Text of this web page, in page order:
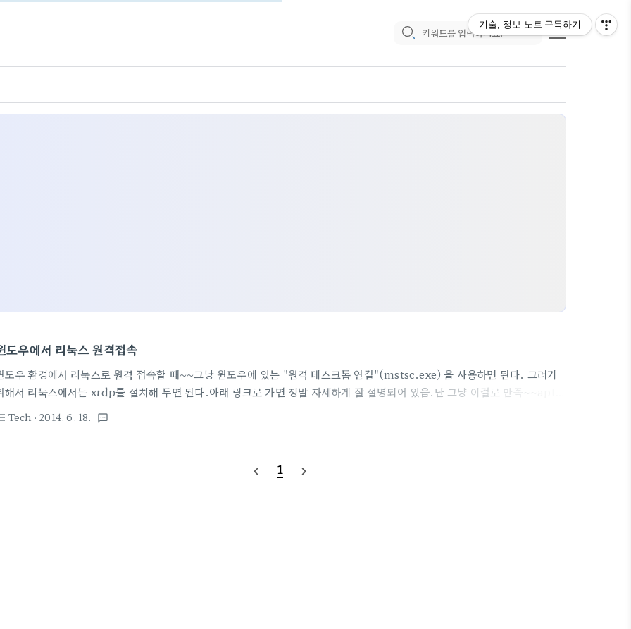
도우에서 리눅스 원격접속
도우 환경에서 리눅스로 원격 접속할 때~~그냥 윈도우에 있는 "원격 데스크톱 연결"(mstsc.exe) 을 사용하면 된다. 그러기
해서 리눅스에서는 xrdp를 설치해 두면 된다.아래 링크로 가면 정말 자세하게 잘 설명되어 있음.난 그냥 이걸로 만족~~apt-
가서 보는 것이 예의일듯끝. 출처 : ubuntu 12.04 + virtualbox + xrdp + 한글....# apt-get install xrdp 해주면 설치는
Tech · 2014. 6. 18. textsms
navigate_before 1 navigate_next
기술, 정보 노트 구독하기